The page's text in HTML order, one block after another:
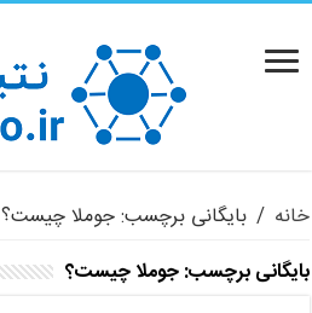
خانه / بایگانی برچسب: جوملا چیست؟
بایگانی برچسب:جوملا چیست؟